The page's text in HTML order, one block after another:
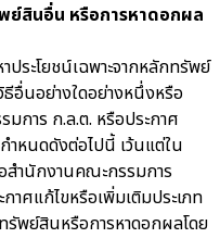
ย์สินอื่น หรือการหาดอกผล
ระโยชน์เฉพาะจากหลักทรัพย์
อื่นอย่างใดอย่างหนึ่งหรือ
การ ก.ล.ต. หรือประกาศ
หนดดังต่อไปนี้ เว้นแต่ใน
ำนักงานคณะกรรมการ
าศแก้ไขหรือเพิ่มเติมประเภท
พย์สินหรือการหาดอกผลโดย